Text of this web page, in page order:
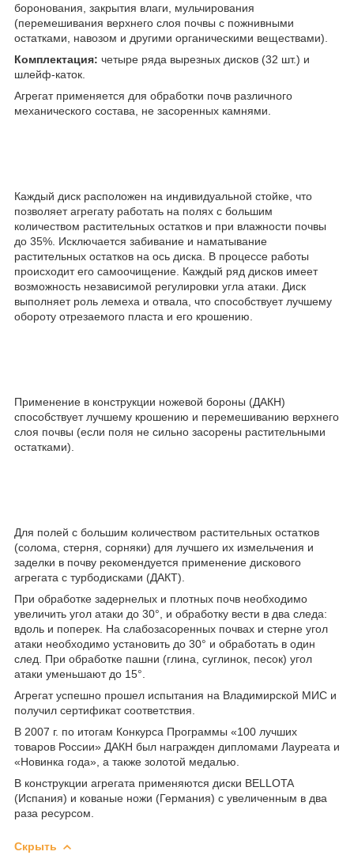
боронования, закрытия влаги, мульчирования
(перемешивания верхнего слоя почвы с пожнивными
остатками, навозом и другими органическими веществами).
Комплектация: четыре ряда вырезных дисков (32 шт.) и
шлейф-каток.
Агрегат применяется для обработки почв различного
механического состава, не засоренных камнями.
Каждый диск расположен на индивидуальной стойке, что
позволяет агрегату работать на полях с большим
количеством растительных остатков и при влажности почвы
до 35%. Исключается забивание и наматывание
растительных остатков на ось диска. В процессе работы
происходит его самоочищение. Каждый ряд дисков имеет
возможность независимой регулировки угла атаки. Диск
выполняет роль лемеха и отвала, что способствует лучшему
обороту отрезаемого пласта и его крошению.
Применение в конструкции ножевой бороны (ДАКН)
способствует лучшему крошению и перемешиванию верхнего
слоя почвы (если поля не сильно засорены растительными
остатками).
Для полей с большим количеством растительных остатков
(солома, стерня, сорняки) для лучшего их измельчения и
заделки в почву рекомендуется применение дискового
агрегата с турбодисками (ДАКТ).
При обработке задернелых и плотных почв необходимо
увеличить угол атаки до 30°, и обработку вести в два следа:
вдоль и поперек. На слабозасоренных почвах и стерне угол
атаки необходимо установить до 30° и обработать в один
след. При обработке пашни (глина, суглинок, песок) угол
атаки уменьшают до 15°.
Агрегат успешно прошел испытания на Владимирской МИС и
получил сертификат соответствия.
В 2007 г. по итогам Конкурса Программы «100 лучших
товаров России» ДАКН был награжден дипломами Лауреата и
«Новинка года», а также золотой медалью.
В конструкции агрегата применяются диски BELLOTA
(Испания) и кованые ножи (Германия) с увеличенным в два
раза ресурсом.
Скрыть